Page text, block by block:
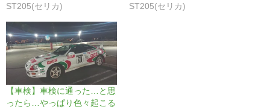
ST205(セリカ)
ST205(セリカ)
【車検】車検に通った…と思
ったら…やっぱり色々起こる